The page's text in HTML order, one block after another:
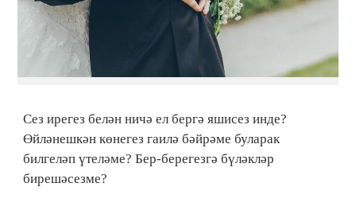
Сез ирегез белән ничә ел бергә яшисез инде?
Өйләнешкән көнегез гаилә бәйрәме буларак
билгеләп үтеләме? Бер-берегезгә бүләкләр
бирешәсезме?